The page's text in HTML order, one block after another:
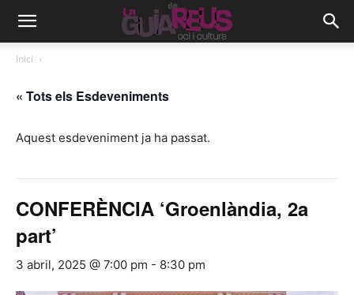
Inici
« Tots els Esdeveniments
Aquest esdeveniment ja ha passat.
CONFERÈNCIA ‘Groenlàndia, 2a
part’
3 abril, 2025 @ 7:00 pm - 8:30 pm